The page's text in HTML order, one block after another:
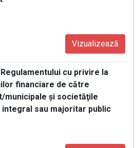
Vizualizează
cu privire la
financiare de către
şi societăţile
sau majoritar public